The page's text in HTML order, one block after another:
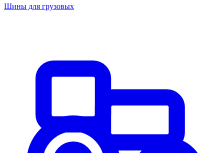
Шины для грузовых